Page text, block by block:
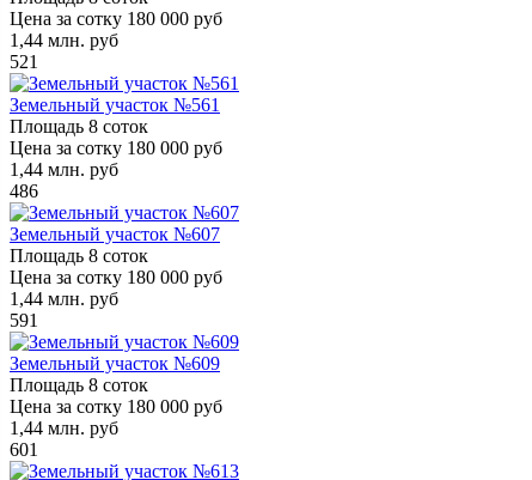
Цена за сотку 180 000 руб
1,44 млн. руб
521
Земельный участок №561
Площадь 8 соток
Цена за сотку 180 000 руб
1,44 млн. руб
486
Земельный участок №607
Площадь 8 соток
Цена за сотку 180 000 руб
1,44 млн. руб
591
Земельный участок №609
Площадь 8 соток
Цена за сотку 180 000 руб
1,44 млн. руб
601